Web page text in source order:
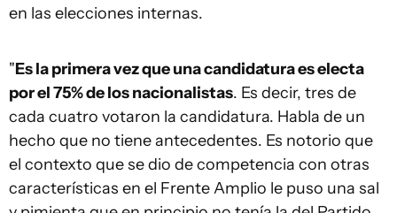
en las elecciones internas.
"Es la primera vez que una candidatura es electa
por el 75% de los nacionalistas. Es decir, tres de
cada cuatro votaron la candidatura. Habla de un
hecho que no tiene antecedentes. Es notorio que
el contexto que se dio de competencia con otras
características en el Frente Amplio le puso una sal